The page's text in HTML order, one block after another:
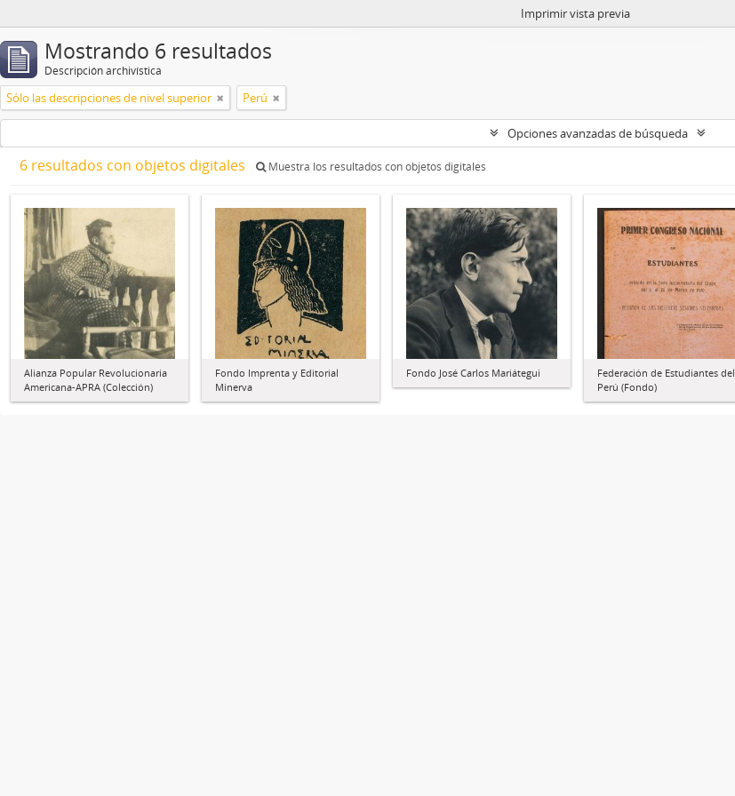
Imprimir vista previa
Mostrando 6 resultados
Descripción archivística
Sólo las descripciones de nivel superior Perú
Opciones avanzadas de búsqueda
6 resultados con objetos digitales Muestra los resultados con objetos digitales
Alianza Popular Revolucionaria
Americana-APRA (Colección)
Fondo Imprenta y Editorial
Minerva
Fondo José Carlos Mariátegui
Federación de Estudiantes del
Perú (Fondo)